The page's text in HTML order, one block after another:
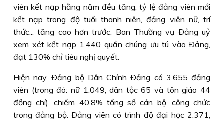
viên kết nạp hằng năm đều tăng, tỷ lệ đảng viên mới
kết nạp trong độ tuổi thanh niên, đảng viên nữ, trí
thức... tăng cao hơn trước. Ban Thường vụ Ðảng uỷ
xem xét kết nạp 1.440 quần chúng ưu tú vào Ðảng,
đạt 130% chỉ tiêu nghị quyết.
Hiện nay, Ðảng bộ Dân Chính Ðảng có 3.655 đảng
viên (trong đó: nữ 1.049, dân tộc 65 và tôn giáo 44
đồng chí), chiếm 40,8% tổng số cán bộ, công chức
trong đảng bộ. Ðảng viên có trình độ đại học 2.371,